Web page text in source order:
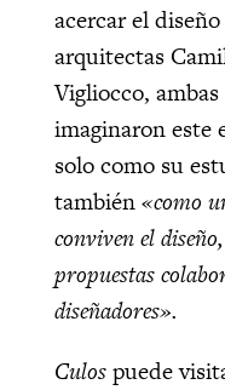
acercar el
arquitectas
Vigliocco,
imaginaron este
solo como su
también«como
conviven el
propuestas
diseñadores».
Culospuede